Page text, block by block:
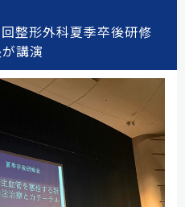
整形外科夏季卒後研修
講演